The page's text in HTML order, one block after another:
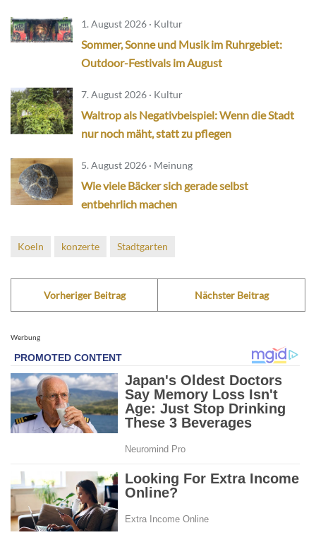
1. August 2026 · Kultur
Sommer, Sonne und Musik im Ruhrgebiet:
Outdoor-Festivals im August
7. August 2026 · Kultur
Waltrop als Negativbeispiel: Wenn die Stadt
nur noch mäht, statt zu pflegen
5. August 2026 · Meinung
Wie viele Bäcker sich gerade selbst
entbehrlich machen
Koeln konzerte Stadtgarten
Vorheriger Beitrag Nächster Beitrag
Werbung